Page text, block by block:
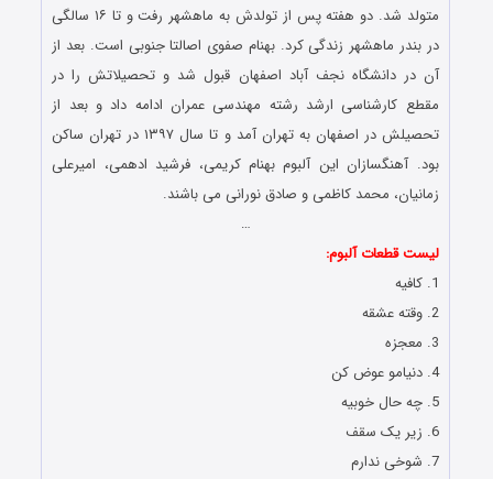
متولد شد. دو هفته پس از تولدش به ماهشهر رفت و تا ۱۶ سالگی
در بندر ماهشهر زندگی کرد. بهنام صفوی اصالتا جنوبی است. بعد از
آن در دانشگاه نجف آباد اصفهان قبول شد و تحصیلاتش را در
مقطع کارشناسی ارشد رشته مهندسی عمران ادامه داد و بعد از
تحصیلش در اصفهان به تهران آمد و تا سال ۱۳۹۷ در تهران ساکن
بود. آهنگسازان این آلبوم بهنام کریمی، فرشید ادهمی، امیرعلی
زمانیان، محمد کاظمی و صادق نورانی می باشند.
…
لیست قطعات آلبوم:
1. کافیه
2. وقته عشقه
3. معجزه
4. دنیامو عوض کن
5. چه حال خوبیه
6. زیر یک سقف
7. شوخی ندارم